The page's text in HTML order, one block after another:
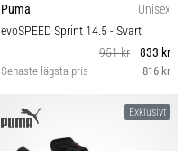
Puma
Unisex
evoSPEED Sprint 14.5- Svart
951 kr
833 kr
Senaste lägsta pris 816 kr
Exklusivt